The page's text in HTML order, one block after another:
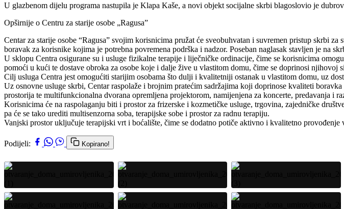
U glazbenom dijelu programa nastupila je Klapa Kaše, a novi objekt socijalne skrbi blagoslovio je
Opširnije o Centru za starije osobe „Ragusa”
Centar za starije osobe “Ragusa” svojim korisnicima pružat će sveobuhvatan i suvremen pristup skrbi
boravak za korisnike kojima je potrebna povremena podrška i nadzor. Poseban naglasak stavljen je na
U sklopu Centra osigurane su i usluge fizikalne terapije i liječničke ordinacije, čime se korisnicima
pomoći u kući te dostave obroka za osobe koje i dalje žive u vlastitom domu, čime se doprinosi njihovoj
Cilj usluga Centra jest omogućiti starijim osobama što dulji i kvalitetniji ostanak u vlastitom domu, uz
Uz osnovne usluge skrbi, Centar raspolaže i brojnim pratećim sadržajima koji doprinose kvaliteti
prostorija te multifunkcionalna dvorana opremljena projektorom, namijenjena za koncerte, predavanja i
Korisnicima će na raspolaganju biti i prostor za frizerske i kozmetičke usluge, trgovina, zajedničke
pa će se tako urediti multisenzorna soba, terapijske sobe i prostor za radnu terapiju.
Vanjski prostor uključuje terapijski vrt i boćalište, čime se dodatno potiče aktivno i kvalitetno provođenje
Podijeli: Kopirano!